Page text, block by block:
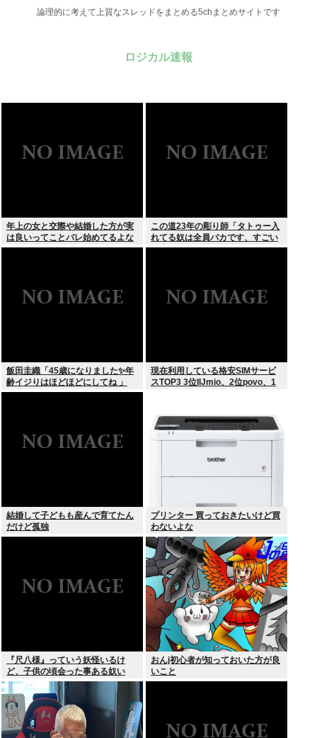
論理的に考えて上質なスレッドをまとめる5chまとめサイトです
ロジカル速報
年上の女と交際や結婚した方が実
は良いってことバレ始めてるよな
この道23年の彫り師「タトゥー入
れてる奴は全員バカです、すごい
民度低い」
飯田圭織「45歳になりました✨年
齢イジりはほどほどにしてね 」
現在利用している格安SIMサービ
スTOP3 3位IIJmio、2位povo、1
結婚して子どもも産んで育てたん
だけど孤独
プリンター 買っておきたいけど買
わないよな
『尺八様』っていう妖怪いるけ
ど、子供の頃会った事ある奴い
る？？
おんj初心者が知っておいた方が良
いこと